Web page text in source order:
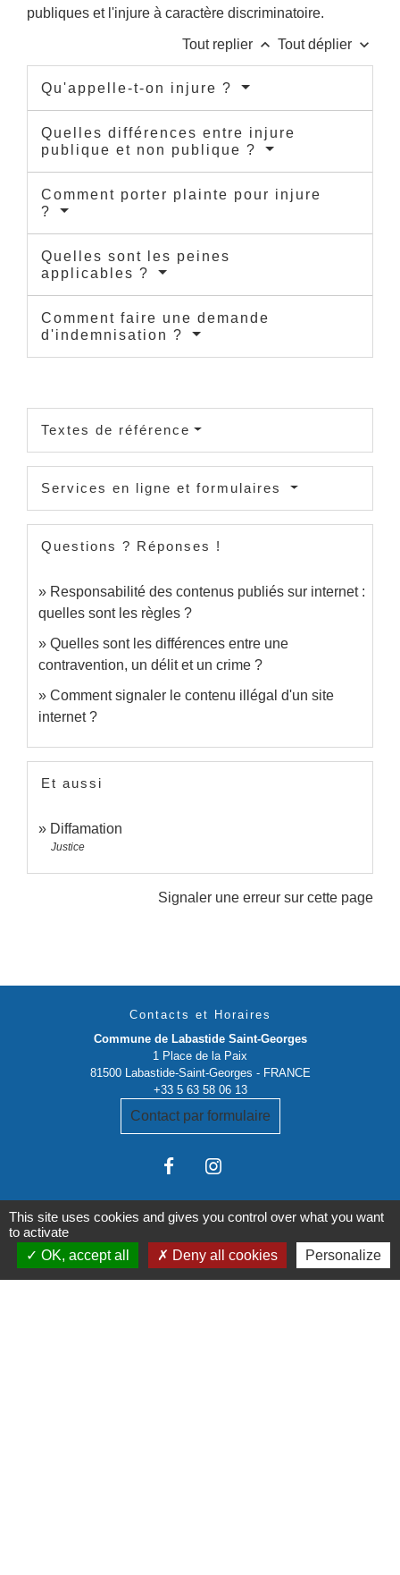
publiques et l'injure à caractère discriminatoire.
Tout replier keyboard_arrow_up Tout déplier keyboard_arrow_down
Qu'appelle-t-on injure ?
Quelles différences entre injure
publique et non publique ?
Comment porter plainte pour injure
?
Quelles sont les peines
applicables ?
Comment faire une demande
d'indemnisation ?
Textes de référence
Services en ligne et formulaires
Questions ? Réponses !
Responsabilité des contenus publiés sur internet :
quelles sont les règles ?
Quelles sont les différences entre une
contravention, un délit et un crime ?
Comment signaler le contenu illégal d'un site
internet ?
Et aussi
Diffamation
Justice
Signaler une erreur sur cette page
Contacts et Horaires
Commune de Labastide Saint-Georges
1 Place de la Paix
81500 Labastide-Saint-Georges - FRANCE
+33 5 63 58 06 13
Contact par formulaire
Liens institutionnels
This site uses cookies and gives you control over what you want
to activate
OK, accept all
Deny all cookies Personalize